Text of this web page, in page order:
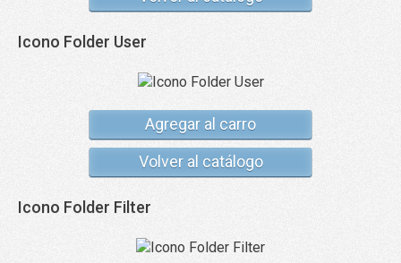
Icono Folder User
Agregar al carro
Volver al catálogo
Icono Folder Filter